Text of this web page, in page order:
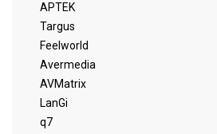
APTEK
Targus
Feelworld
Avermedia
AVMatrix
LanGi
q7